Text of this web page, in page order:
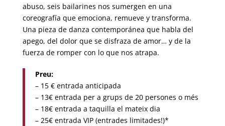
abuso, seis bailarines nos sumergen en una
coreografía que emociona, remueve y transforma.
Una pieza de danza contemporánea que habla del
apego, del dolor que se disfraza de amor… y de la
fuerza de romper con lo que nos atrapa.
Preu:
– 15 € entrada anticipada
– 13€ entrada per a grups de 20 persones o més
– 18€ entrada a taquilla el mateix dia
– 25€ entrada VIP (entrades limitades!)*